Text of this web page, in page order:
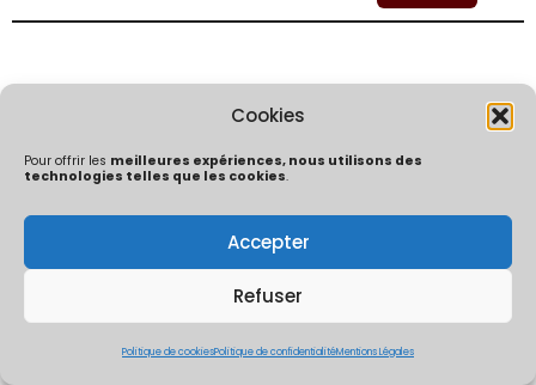
Cookies
Pour offrir les meilleures expériences, nous utilisons des
technologies telles que les cookies.
Accepter
Refuser
Politique de cookiesPolitique de confidentialitéMentions Légales
Politique de confidentialité
Politique de cookies (UE)
Thibaut Mouly & Co | 2026